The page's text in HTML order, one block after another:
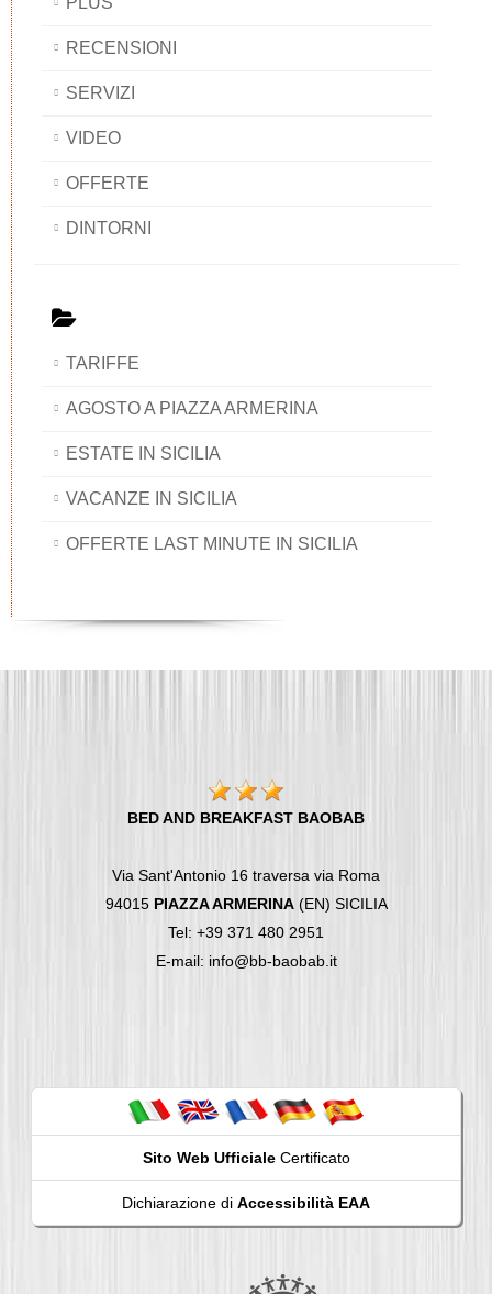
RECENSIONI
SERVIZI
VIDEO
OFFERTE
DINTORNI
TARIFFE
AGOSTO A PIAZZA ARMERINA
ESTATE IN SICILIA
VACANZE IN SICILIA
OFFERTE LAST MINUTE IN SICILIA
BED AND BREAKFAST BAOBAB
Via Sant'Antonio 16 traversa via Roma
94015 PIAZZA ARMERINA(EN) SICILIA
Tel: +39 371 480 2951
E-mail: info@bb-baobab.it
Sito Web UfficialeCertificato
Dichiarazione di Accessibilità EAA